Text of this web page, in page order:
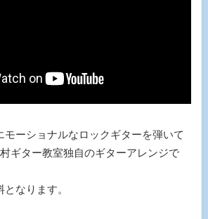
モーショナルなロックギターを弾いて
ギター教室独自のギターアレンジで
なります。